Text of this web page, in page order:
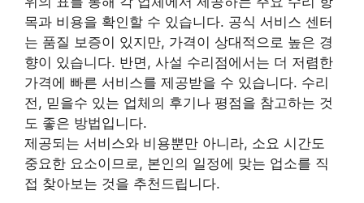
목과 비용을 확인할 수 있습니다. 공식 서비스 센터
는 품질 보증이 있지만, 가격이 상대적으로 높은 경
향이 있습니다. 반면, 사설 수리점에서는 더 저렴한
가격에 빠른 서비스를 제공받을 수 있습니다. 수리
전, 믿을수 있는 업체의 후기나 평점을 참고하는 것
도 좋은 방법입니다.
제공되는 서비스와 비용뿐만 아니라, 소요 시간도
중요한 요소이므로, 본인의 일정에 맞는 업소를 직
접 찾아보는 것을 추천드립니다.